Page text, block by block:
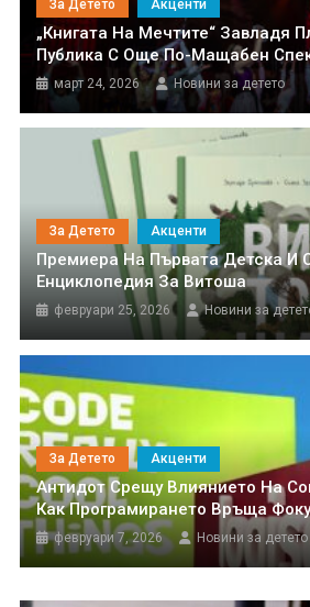
За Детето Акценти
„Книгата На Мечтите“ Завладя
Публика С Още По-Мащабен
март 24, 2026 Новини за детето
За Детето Акценти
Премиера На Първата Детска И
Енциклопедия За Витоша
февруари 25, 2026 Новини за
За Детето Акценти
Антидот Срещу Влиянието На
Как Програмирането Връща
февруари 7, 2026 Новини за детето